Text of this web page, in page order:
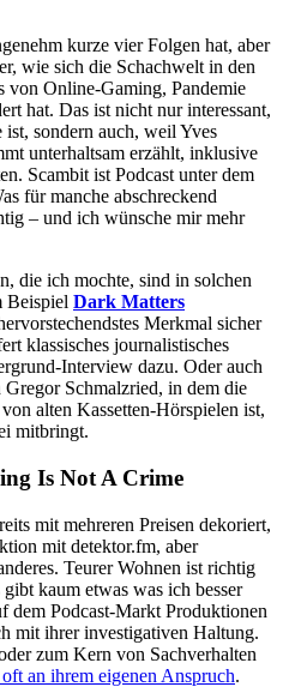
kurze vier Folgen hat, aber
wie sich die Schachwelt in den
von Online-Gaming, Pandemie
hat. Das ist nicht nur interessant,
sondern auch, weil Yves
unterhaltsam erzählt, inklusive
Scambit ist Podcast unter dem
für manche abschreckend
– und ich wünsche mir mehr
die ich mochte, sind in solchen
Beispiel Dark Matters
Merkmal sicher
klassisches journalistisches
Interview dazu. Oder auch
Gregor Schmalzried, in dem die
alten Kassetten-Hörspielen ist,
mitbringt.
Is Not A Crime
mit mehreren Preisen dekoriert,
mit detektor.fm, aber
Teurer Wohnen ist richtig
kaum etwas was ich besser
dem Podcast-Markt Produktionen
mit ihrer investigativen Haltung.
zum Kern von Sachverhalten
an ihrem eigenen Anspruch.